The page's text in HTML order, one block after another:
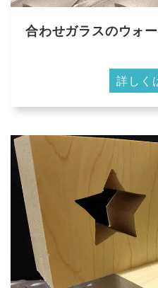
合わせガラスのウォ
詳しく